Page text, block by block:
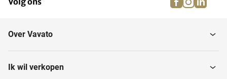
Iroko
Over Vavato
Ik wil verkopen